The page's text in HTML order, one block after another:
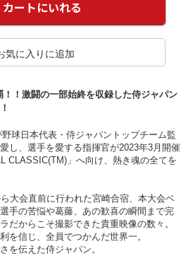
！激闘の一部始終を収録した侍ジャパン
球日本代表・侍ジャパントップチーム監
し、選手を愛する指揮官が2023年3月開催
CLASSIC(TM)」へ向け、熱き魂の全てを
大会直前に行われた宮崎合宿、本大会ベ
手の苦悩や葛藤、あの歓喜の瞬間まで完
だからこそ撮影できた貴重映像の数々。
を信じ、全員でつかんだ世界一。
を伝えた侍ジャパン。